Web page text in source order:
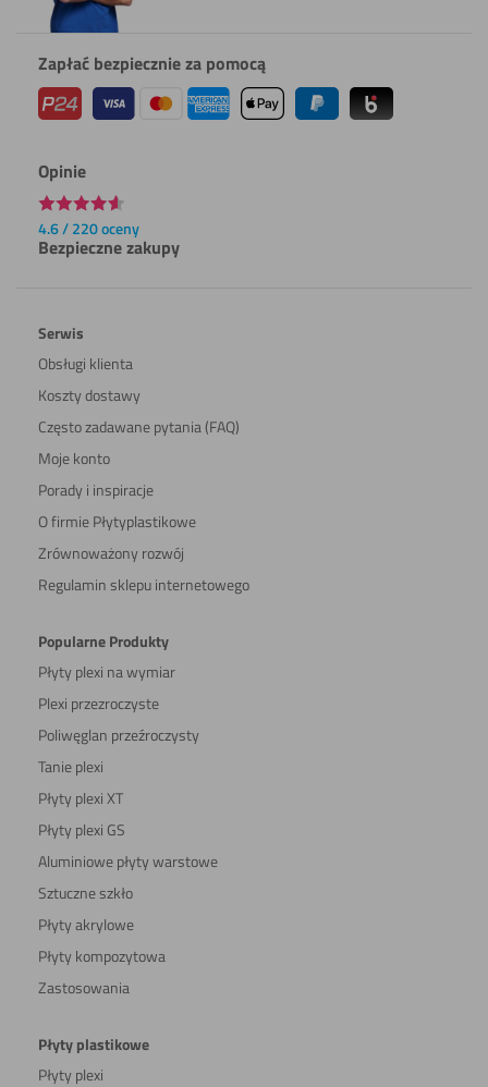
Zapłać bezpiecznie za pomocą
Opinie
4.6 / 220 oceny
Bezpieczne zakupy
Serwis
Obsługi klienta
Koszty dostawy
Często zadawane pytania (FAQ)
Moje konto
Porady i inspiracje
O firmie Płytyplastikowe
Zrównoważony rozwój
Regulamin sklepu internetowego
Popularne Produkty
Płyty plexi na wymiar
Plexi przezroczyste
Poliwęglan przeźroczysty
Tanie plexi
Płyty plexi XT
Płyty plexi GS
Aluminiowe płyty warstowe
Sztuczne szkło
Płyty akrylowe
Płyty kompozytowa
Zastosowania
Płyty plastikowe
Płyty plexi